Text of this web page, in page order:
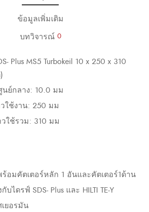
ข้อมูลเพิ่มเติม
บทวิจารณ์ 0
Plus MS5 Turbokeil 10 x 250 x 310
ย์กลาง: 10.0 มม
ใช้งาน: 250 มม
ใช้รวม: 310 มม
อมคัตเตอร์หลัก 1 อันและคัตเตอร์1ด้าน
บไดรฟ์ SDS- Plus และ HILTI TE-Y
ยอรมัน